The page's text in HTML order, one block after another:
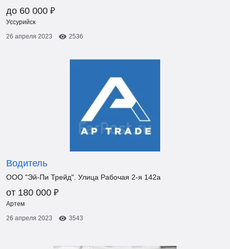
до 60 000 ₽
Уссурийск
26 апреля 2023
2536
Водитель
ООО "Эй-Пи Трейд". Улица Рабочая 2-я 142а
от 180 000 ₽
Артем
26 апреля 2023
3543